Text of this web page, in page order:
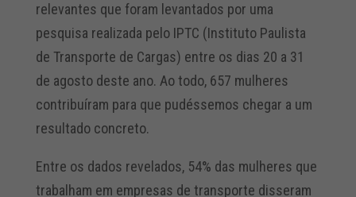
relevantes que foram levantados por uma
pesquisa realizada pelo IPTC (Instituto Paulista
de Transporte de Cargas) entre os dias 20 a 31
de agosto deste ano. Ao todo, 657 mulheres
contribuíram para que pudéssemos chegar a um
resultado concreto.
Entre os dados revelados, 54% das mulheres que
trabalham em empresas de transporte disseram